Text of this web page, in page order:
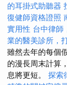
的耳掛式助聽器
復健師資格證照
實用性 台中律師
業的醫美診所，
雖然去年的每個
的漫長周末計算
息將更短。 探索